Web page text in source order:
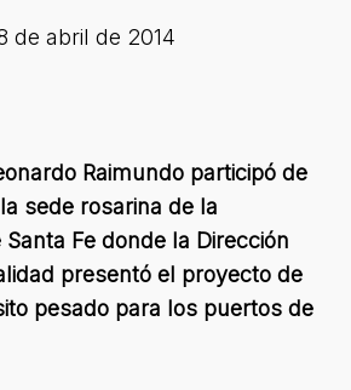
de abril de 2014
Raimundo participó de
sede rosarina de la
Fe donde la Dirección
presentó el proyecto de
pesado para los puertos de